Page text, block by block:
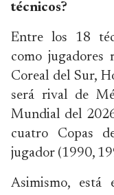
técnicos?
Entre los 18
como jugadores
Coreal del Sur,
será rival de
Mundial del
cuatro Copas
jugador (1990,
Asimismo,